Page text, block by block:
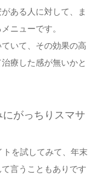
ある人に対して、ま
ニューです。
いて、その効果の高
療した感が無いかと
がっちりスマサ
を試してみて、年末
言うこともありです